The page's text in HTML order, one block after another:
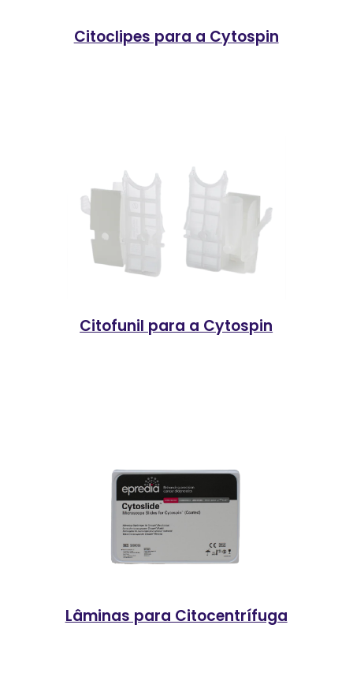
Citoclipes para a Cytospin
Citofunil para a Cytospin
Lâminas para Citocentrífuga